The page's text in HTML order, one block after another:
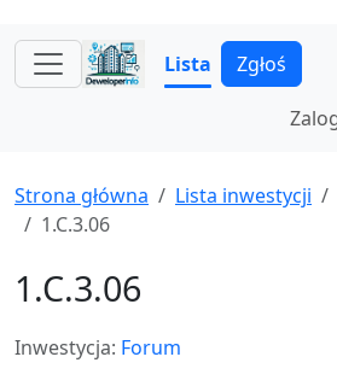
Lista Zgłoś
Strona główna Lista inwestycji
1.C.3.06
1.C.3.06
Inwestycja: Forum